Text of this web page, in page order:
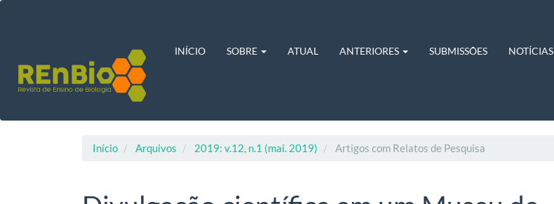
Barra
Lateral
INÍCIO SOBRE ATUAL ANTERIORES SUBMISSÕES NOTÍCIAS
Início Arquivos 2019: v.12, n.1 (mai. 2019) Artigos com Relatos de Pesquisa